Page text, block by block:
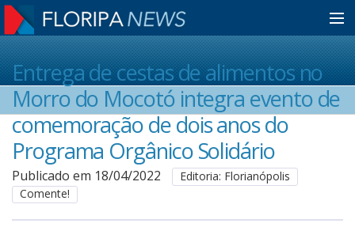
Home
Notícias
Colunistas
Classificados
Entrega de cestas de alimentos no
Morro do Mocotó integra evento de
comemoração de dois anos do
Programa Orgânico Solidário
Publicado em 18/04/2022
Editoria: Florianópolis
Comente!